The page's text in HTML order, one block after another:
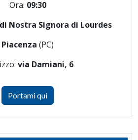
Ora: 09:30
Nostra Signora di Lourdes
Piacenza (PC)
via Damiani, 6
Portami qui